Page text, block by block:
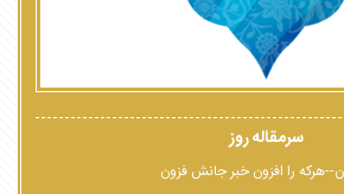
سرمقاله روز
هرکه را افزون خبر جانش فزون